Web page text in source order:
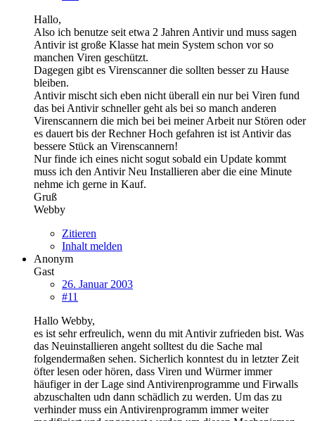
Hallo,
Also ich benutze seit etwa 2 Jahren Antivir und muss sagen
Antivir ist große Klasse hat mein System schon vor so
manchen Viren geschützt.
Dagegen gibt es Virenscanner die sollten besser zu Hause
bleiben.
Antivir mischt sich eben nicht überall ein nur bei Viren fund
das bei Antivir schneller geht als bei so manch anderen
Virenscannern die mich bei bei meiner Arbeit nur Stören oder
es dauert bis der Rechner Hoch gefahren ist ist Antivir das
bessere Stück an Virenscannern!
Nur finde ich eines nicht sogut sobald ein Update kommt
muss ich den Antivir Neu Installieren aber die eine Minute
nehme ich gerne in Kauf.
Gruß
Webby
Zitieren
Inhalt melden
Anonym
Gast
26. Januar 2003
#11
Hallo Webby,
es ist sehr erfreulich, wenn du mit Antivir zufrieden bist. Was
das Neuinstallieren angeht solltest du die Sache mal
folgendermaßen sehen. Sicherlich konntest du in letzter Zeit
öfter lesen oder hören, dass Viren und Würmer immer
häufiger in der Lage sind Antivirenprogramme und Firwalls
abzuschalten udn dann schädlich zu werden. Um das zu
verhinder muss ein Antivirenprogramm immer weiter